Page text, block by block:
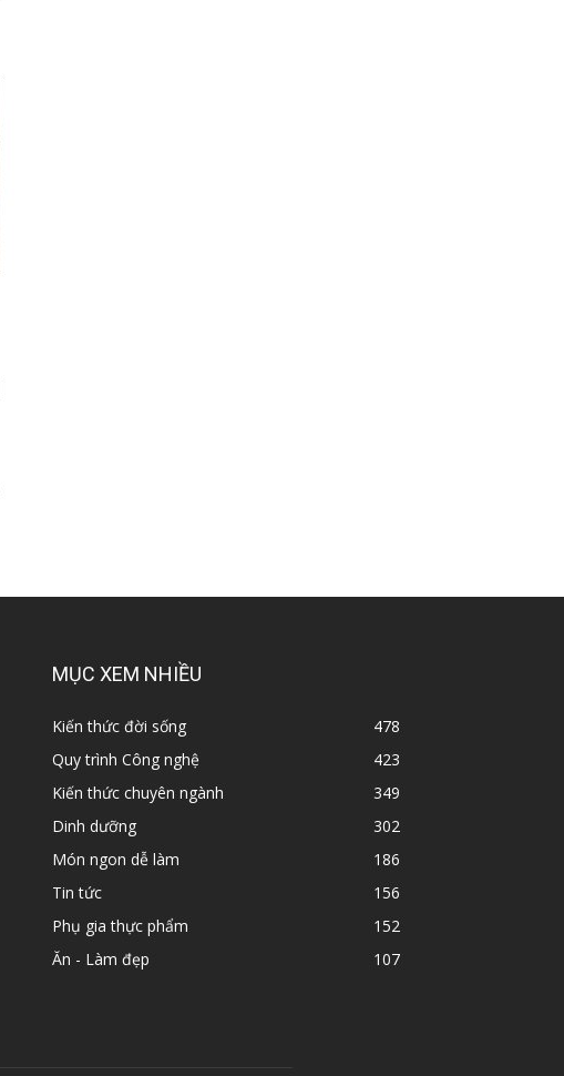
MỤC XEM NHIỀU
Kiến thức đời sống
478
Quy trình Công nghệ
423
Kiến thức chuyên ngành
349
Dinh dưỡng
302
Món ngon dễ làm
186
Tin tức
156
Phụ gia thực phẩm
152
Ăn - Làm đẹp
107